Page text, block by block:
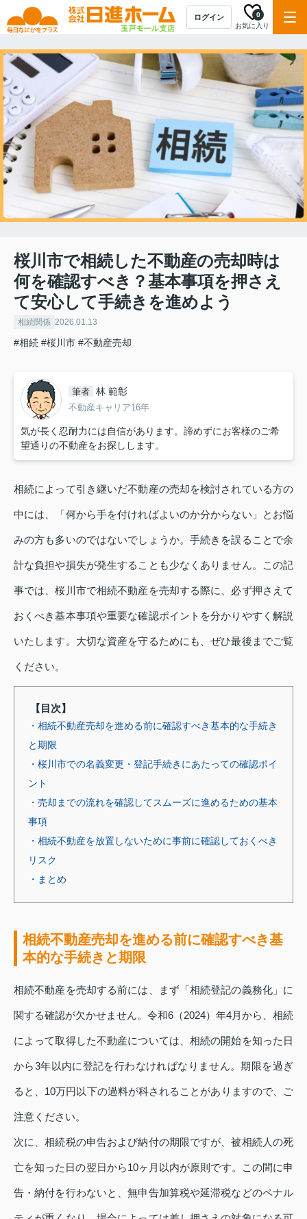
ログイン
お気に入り
0
桜川市で相続した不動産の売却時は
何を確認すべき？基本事項を押さえ
て安心して手続きを進めよう
相続関係 2026.01.13
#相続 #桜川市 #不動産売却
筆者 林 範彰
不動産キャリア16年
気が長く忍耐力には自信があります。諦めずにお客様のご希
望通りの不動産をお探しします。
相続によって引き継いだ不動産の売却を検討されている方の
中には、「何から手を付ければよいのか分からない」とお悩
みの方も多いのではないでしょうか。手続きを誤ることで余
計な負担や損失が発生することも少なくありません。この記
事では、桜川市で相続不動産を売却する際に、必ず押さえて
おくべき基本事項や重要な確認ポイントを分かりやすく解説
いたします。大切な資産を守るためにも、ぜひ最後までご覧
ください。
【目次】
・相続不動産売却を進める前に確認すべき基本的な手続き
と期限
・桜川市での名義変更・登記手続きにあたっての確認ポイ
ント
・売却までの流れを確認してスムーズに進めるための基本
事項
・相続不動産を放置しないために事前に確認しておくべき
リスク
・まとめ
相続不動産売却を進める前に確認すべき基
本的な手続きと期限
相続不動産を売却する前には、まず「相続登記の義務化」に
関する確認が欠かせません。令和6（2024）年4月から、相続
によって取得した不動産については、相続の開始を知った日
から3年以内に登記を行わなければなりません。期限を過ぎ
ると、10万円以下の過料が科されることがありますので、ご
注意ください。
次に、相続税の申告および納付の期限ですが、被相続人の死
亡を知った日の翌日から10ヶ月以内が原則です。この間に申
告・納付を行わないと、無申告加算税や延滞税などのペナル